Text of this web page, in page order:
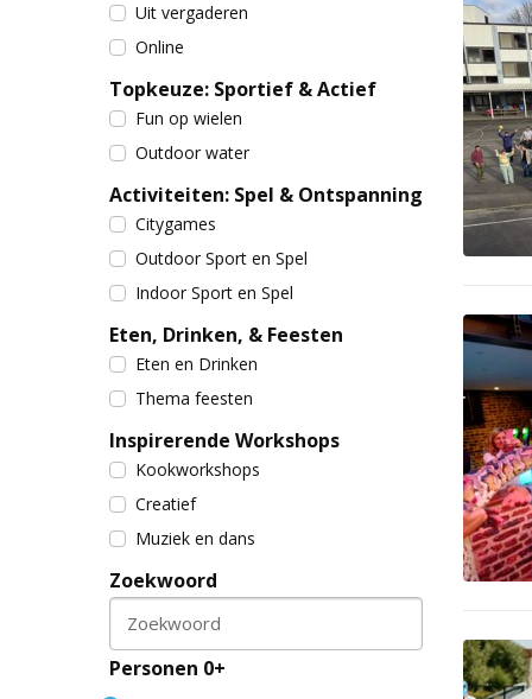
Uit vergaderen
Online
Topkeuze: Sportief & Actief
Fun op wielen
Outdoor water
Activiteiten: Spel & Ontspanning
Citygames
Outdoor Sport en Spel
Indoor Sport en Spel
Eten, Drinken, & Feesten
Eten en Drinken
Thema feesten
Inspirerende Workshops
Kookworkshops
Creatief
Muziek en dans
Zoekwoord
Zoekwoord
Personen 0+